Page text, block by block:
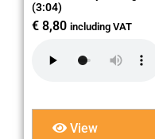
(3:04)
€ 8,80 including VAT
View